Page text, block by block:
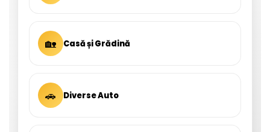
🏡 Casă și Grădină
🚗 Diverse Auto